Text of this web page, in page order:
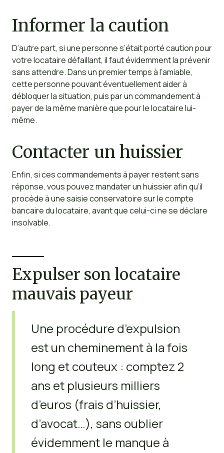
Informer la caution
D’autre part, si une personne s’était porté caution pour
votre locataire défaillant, il faut évidemment la prévenir
sans attendre. Dans un premier temps à l’amiable,
cette personne pouvant éventuellement aider à
débloquer la situation, puis par un commandement à
payer de la même manière que pour le locataire lui-
même.
Contacter un huissier
Enfin, si ces commandements à payer restent sans
réponse, vous pouvez mandater un huissier afin qu’il
procède à une saisie conservatoire sur le compte
bancaire du locataire, avant que celui-ci ne se déclare
insolvable.
Expulser son locataire
mauvais payeur
Une procédure d’expulsion
est un cheminement à la fois
long et couteux : comptez 2
ans et plusieurs milliers
d’euros (frais d’huissier,
d’avocat…), sans oublier
évidemment le manque à